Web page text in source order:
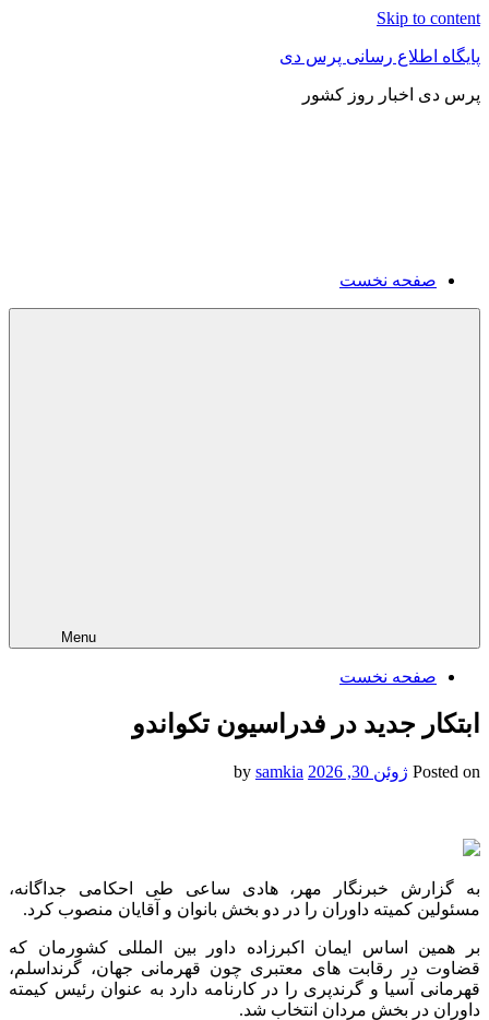
Skip to content
پایگاه اطلاع رسانی پرس دی
پرس دی اخبار روز کشور
صفحه نخست
Menu
صفحه نخست
ابتکار جدید در فدراسیون تکواندو
Posted on ژوئن 30, 2026 samkia
به گزارش خبرنگار مهر، هادی ساعی طی احکامی جداگانه،
مسئولین کمیته داوران را در دو بخش بانوان و آقایان منصوب کرد.
بر همین اساس ایمان اکبرزاده داور بین المللی کشورمان که
قضاوت در رقابت های معتبری چون قهرمانی جهان، گرنداسلم،
قهرمانی آسیا و گرندپری را در کارنامه دارد به عنوان رئیس کیمته
داوران در بخش مردان انتخاب شد.